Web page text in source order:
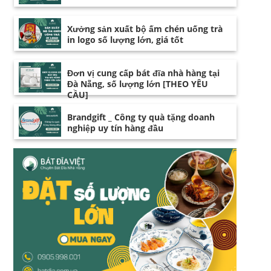
Xưởng sản xuất bộ ấm chén uống trà
in logo số lượng lớn, giá tốt
Đơn vị cung cấp bát đĩa nhà hàng tại
Đà Nẵng, số lượng lớn [THEO YÊU
CẦU]
Brandgift _ Công ty quà tặng doanh
nghiệp uy tín hàng đầu